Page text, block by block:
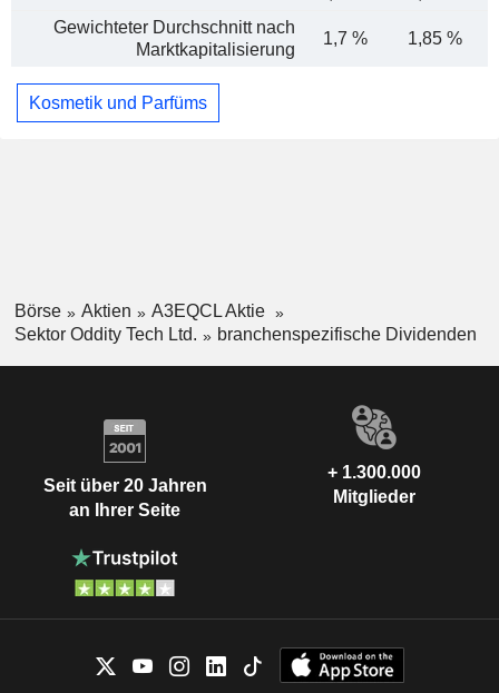
Gewichteter Durchschnitt nach
Marktkapitalisierung
1,7 % 1,85 %
Kosmetik und Parfüms
Börse Aktien
A3EQCL Aktie
Sektor Oddity Tech Ltd.
branchenspezifische Dividenden
Seit über 20 Jahren
an Ihrer Seite
+ 1.300.000
Mitglieder